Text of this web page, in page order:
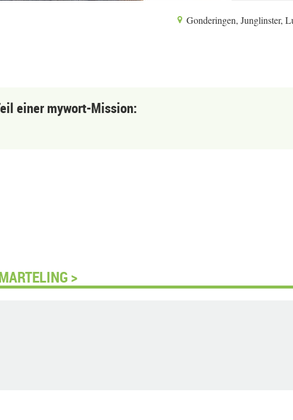
Gonderingen, Junglinster,
einer mywort-Mission:
>